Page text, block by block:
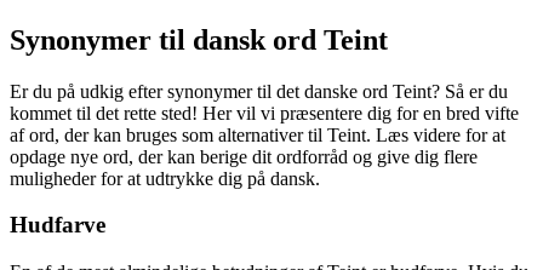
Synonymer til dansk ord Teint
Er du på udkig efter synonymer til det danske ord Teint? Så er du
kommet til det rette sted! Her vil vi præsentere dig for en bred vifte
af ord, der kan bruges som alternativer til Teint. Læs videre for at
opdage nye ord, der kan berige dit ordforråd og give dig flere
muligheder for at udtrykke dig på dansk.
Hudfarve